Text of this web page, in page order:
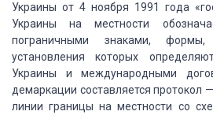
Украины от 4 ноября 1991 года
Украины на местности
пограничными знаками,
установления которых
Украины и международными
демаркации составляется протокол
линии границы на местности со